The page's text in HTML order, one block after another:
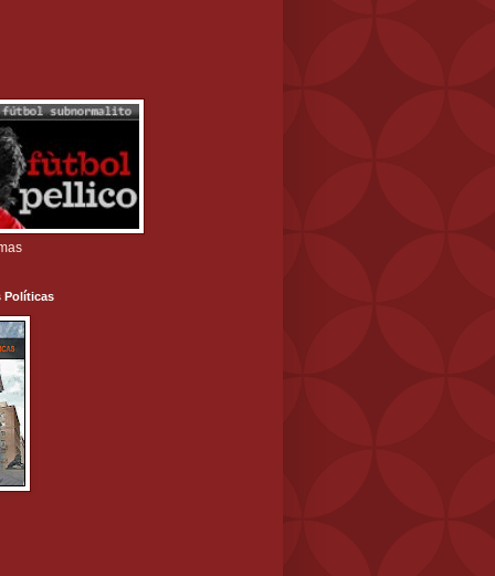
Políticas